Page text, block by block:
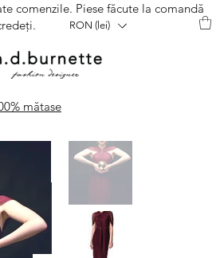
RON (lei)
comenzile. Piese făcute la comandă
mătase